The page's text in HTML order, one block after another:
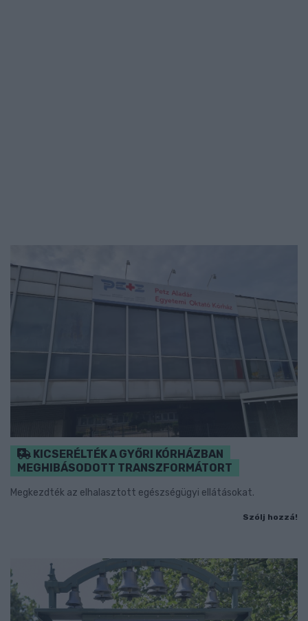
KICSERÉLTÉK A GYŐRI KÓRHÁZBAN
MEGHIBÁSODOTT TRANSZFORMÁTORT
Megkezdték az elhalasztott egészségügyi ellátásokat.
Szólj hozzá!